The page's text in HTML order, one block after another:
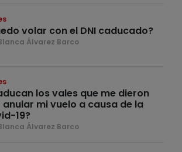
volar con el DNI caducado?
Álvarez Barco
los vales que me dieron
anular mi vuelo a causa de la
19?
Álvarez Barco